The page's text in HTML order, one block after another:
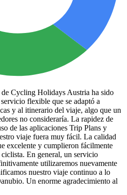
Cycling Holidays Austria ha sido
flexible que se adaptó a
y al itinerario del viaje, algo que un
no consideraría. La rapidez de
de las aplicaciones Trip Plans y
viaje fuera muy fácil. La calidad
excelente y cumplieron fácilmente
En general, un servicio
utilizaremos nuevamente
nuestro viaje continuo a lo
Un enorme agradecimiento al